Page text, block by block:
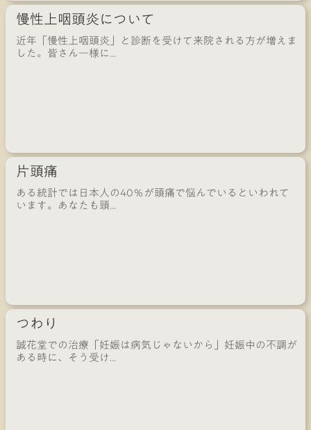
慢性上咽頭炎について
近年「慢性上咽頭炎」と診断を受けて来院される方が増えま
した。皆さん一様に...
片頭痛
ある統計では日本人の40％が頭痛で悩んでいるといわれて
います。あなたも頭...
つわり
誠花堂での治療「妊娠は病気じゃないから」妊娠中の不調が
ある時に、そう受け...